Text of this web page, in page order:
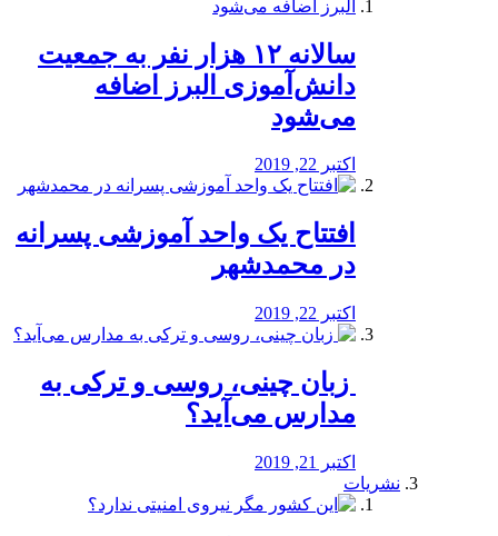
️سالانه ۱۲ هزار نفر به جمعیت
دانش‌آموزی البرز اضافه
می‌شود
اکتبر 22, 2019
افتتاح یک واحد آموزشی پسرانه
در محمدشهر
اکتبر 22, 2019
️ زبان چینی، روسی و ترکی به
مدارس می‌آید؟
اکتبر 21, 2019
نشریات